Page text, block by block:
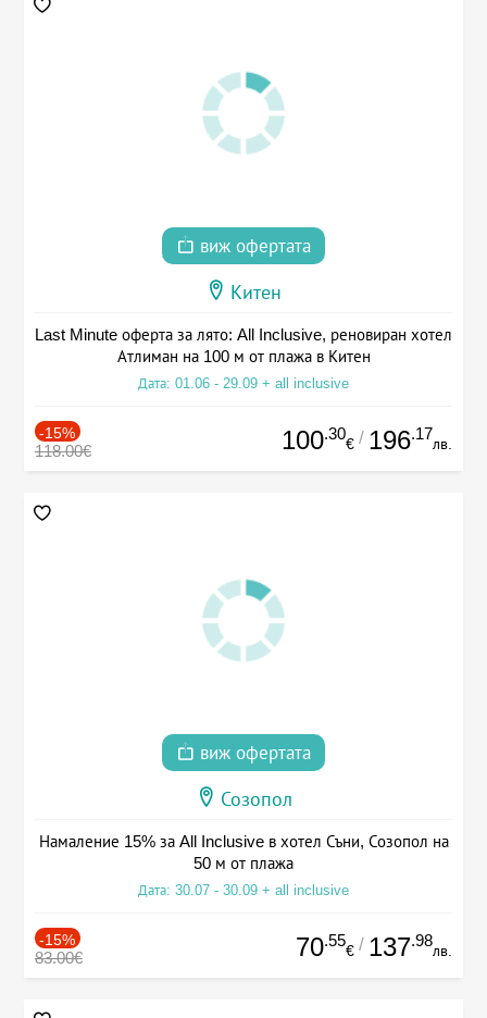
виж офертата
Китен
Last Minute оферта за лято: All Inclusive, реновиран хотел
Атлиман на 100 м от плажа в Китен
Дата: 01.06 - 29.09 + all inclusive
-15%
118.00€ 100.30
€ / 196.17
лв.
виж офертата
Созопол
Намаление 15% за All Inclusive в хотел Съни, Созопол на
50 м от плажа
Дата: 30.07 - 30.09 + all inclusive
-15%
83.00€ 70.55
€ / 137.98
лв.